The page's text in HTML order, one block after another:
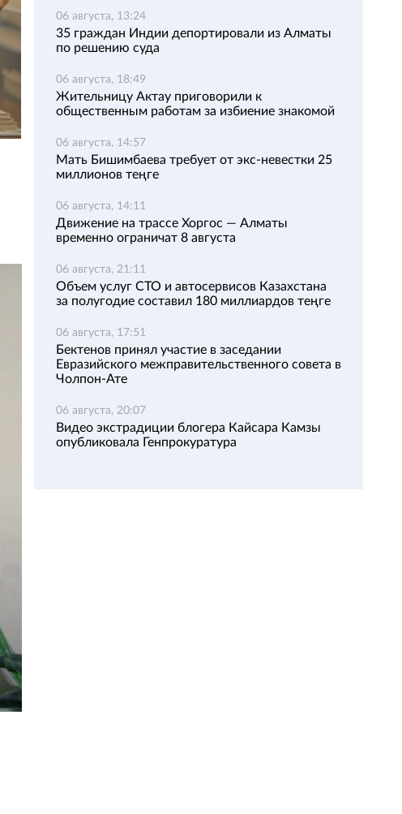
06 августа, 13:24
35 граждан Индии депортировали из Алматы
по решению суда
06 августа, 18:49
Жительницу Актау приговорили к
общественным работам за избиение знакомой
06 августа, 14:57
Мать Бишимбаева требует от экс-невестки 25
миллионов теңге
06 августа, 14:11
Движение на трассе Хоргос — Алматы
временно ограничат 8 августа
06 августа, 21:11
Объем услуг СТО и автосервисов Казахстана
за полугодие составил 180 миллиардов теңге
06 августа, 17:51
Бектенов принял участие в заседании
Евразийского межправительственного совета в
Чолпон-Ате
06 августа, 20:07
Видео экстрадиции блогера Кайсара Камзы
опубликовала Генпрокуратура